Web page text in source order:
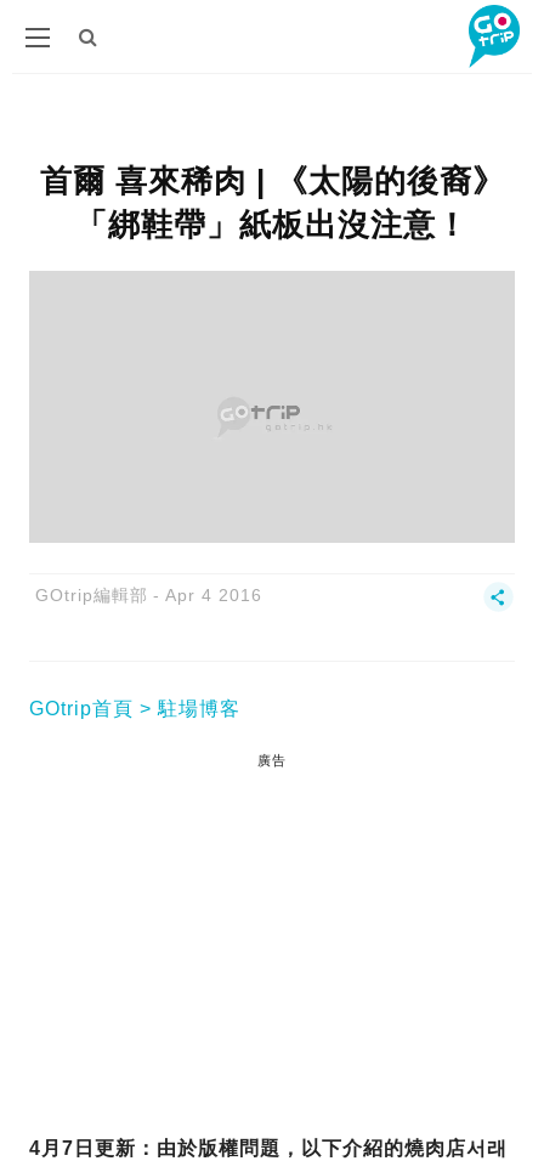
首爾 喜來稀肉 | 《太陽的後裔》
「綁鞋帶」紙板出沒注意！
GOtrip編輯部 Apr 4 2016
GOtrip首頁 駐場博客
廣告
4月7日更新：由於版權問題，以下介紹的燒肉店서래